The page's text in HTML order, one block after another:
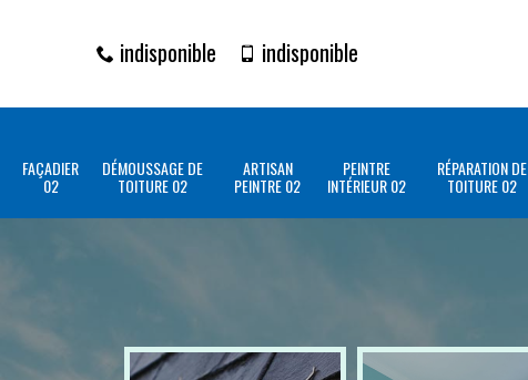
indisponible indisponible
FAÇADIER
02
DÉMOUSSAGE DE
TOITURE 02
ARTISAN
PEINTRE 02
PEINTRE
INTÉRIEUR 02
RÉPARATION DE
TOITURE 02